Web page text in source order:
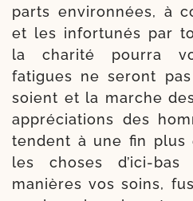
parts envi­ronnées, à
et les infor­tu­nés par
la cha­ri­té pour­ra
fatigues ne seront
soient et la marche
appré­ciations des
tendent à une fin plus
les choses d’ici-​
manières vos soins,